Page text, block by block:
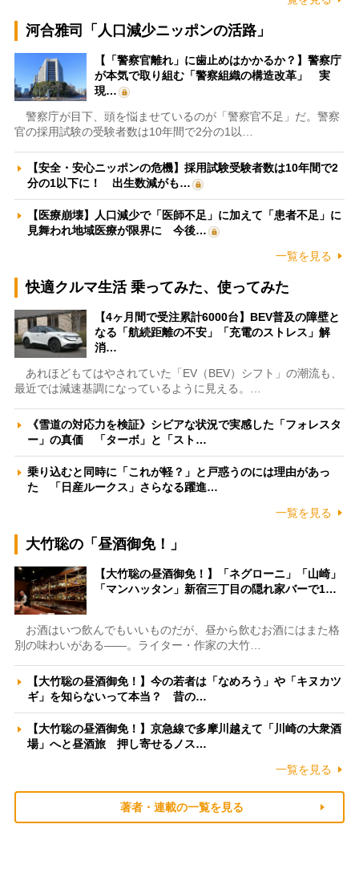
河合雅司「人口減少ニッポンの活路」
【「警察官離れ」に歯止めはかかるか？】警察庁
が本気で取り組む「警察組織の構造改革」 実
現…
警察庁が目下、頭を悩ませているのが「警察官不足」だ。警察
官の採用試験の受験者数は10年間で2分の1以…
【安全・安心ニッポンの危機】採用試験受験者数は10年間で2
分の1以下に！ 出生数減がも…
【医療崩壊】人口減少で「医師不足」に加えて「患者不足」に
見舞われ地域医療が限界に 今後…
一覧を見る
快適クルマ生活 乗ってみた、使ってみた
【4ヶ月間で受注累計6000台】BEV普及の障壁と
なる「航続距離の不安」「充電のストレス」解
消…
あれほどもてはやされていた「EV（BEV）シフト」の潮流も、
最近では減速基調になっているように見える。…
《雪道の対応力を検証》シビアな状況で実感した「フォレスタ
ー」の真価 「ターボ」と「スト…
乗り込むと同時に「これが軽？」と戸惑うのには理由があっ
た 「日産ルークス」さらなる躍進…
一覧を見る
大竹聡の「昼酒御免！」
【大竹聡の昼酒御免！】「ネグローニ」「山崎」
「マンハッタン」新宿三丁目の隠れ家バーで1…
お酒はいつ飲んでもいいものだが、昼から飲むお酒にはまた格
別の味わいがある――。ライター・作家の大竹…
【大竹聡の昼酒御免！】今の若者は「なめろう」や「キヌカツ
ギ」を知らないって本当？ 昔の…
【大竹聡の昼酒御免！】京急線で多摩川越えて「川崎の大衆酒
場」へと昼酒旅 押し寄せるノス…
一覧を見る
著者・連載の一覧を見る